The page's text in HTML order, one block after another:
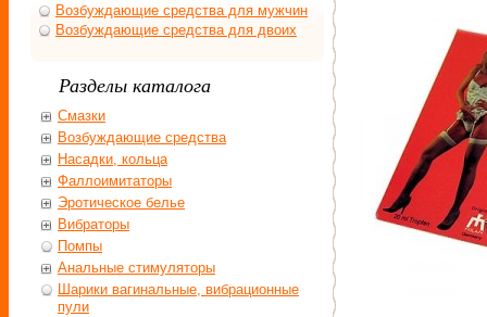
Возбуждающие средства для мужчин
Возбуждающие средства для двоих
Разделы каталога
Смазки
Возбуждающие средства
Насадки, кольца
Фаллоимитаторы
Эротическое белье
Вибраторы
Помпы
Анальные стимуляторы
Шарики вагинальные, вибрационные
пули